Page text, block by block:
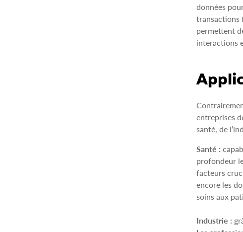
données
transactions
permettent
interactions
entreprises
santé, de
Santé :
profondeur
facteurs
encore les
soins aux
Industrie :